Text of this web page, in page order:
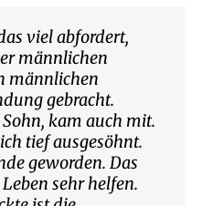
viel abfordert,
männlichen
männlichen
gebracht.
kam auch mit.
tief ausgesöhnt.
geworden. Das
sehr helfen.